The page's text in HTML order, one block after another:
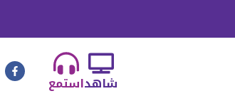
استمعشاهد